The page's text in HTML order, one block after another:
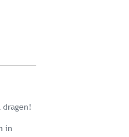
dragen!
in